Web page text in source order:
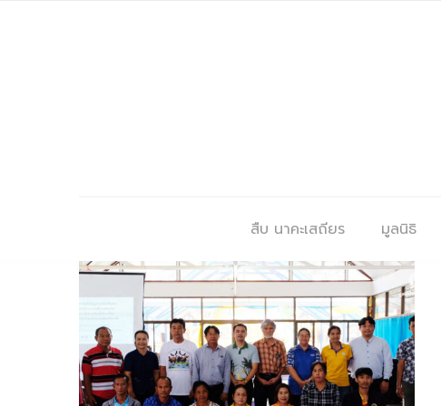
สืบ นาคะเสถียร มูลนิธิ